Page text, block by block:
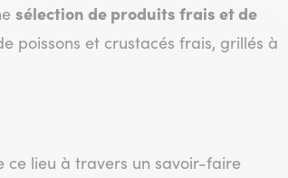
sélection de produits frais et de
poissons et crustacés frais, grillés à
ce lieu à travers un savoir-faire